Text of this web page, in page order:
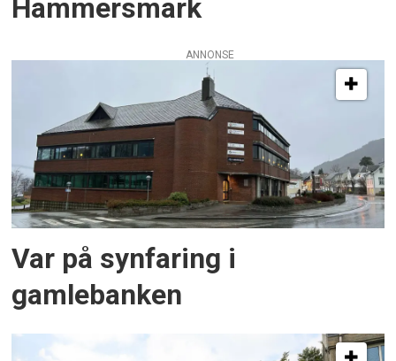
Hammersmark
ANNONSE
Var på synfaring i
gamlebanken